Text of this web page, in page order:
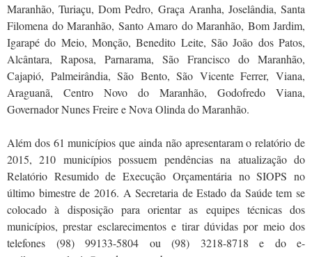
Maranhão, Turiaçu, Dom Pedro, Graça Aranha, Joselândia, Santa
Filomena do Maranhão, Santo Amaro do Maranhão, Bom Jardim,
Igarapé do Meio, Monção, Benedito Leite, São João dos Patos,
Alcântara, Raposa, Parnarama, São Francisco do Maranhão,
Cajapió, Palmeirândia, São Bento, São Vicente Ferrer, Viana,
Araguanã, Centro Novo do Maranhão, Godofredo Viana,
Governador Nunes Freire e Nova Olinda do Maranhão.
Além dos 61 municípios que ainda não apresentaram o relatório de
2015, 210 municípios possuem pendências na atualização do
Relatório Resumido de Execução Orçamentária no SIOPS no
último bimestre de 2016. A Secretaria de Estado da Saúde tem se
colocado à disposição para orientar as equipes técnicas dos
municípios, prestar esclarecimentos e tirar dúvidas por meio dos
telefones (98) 99133-5804 ou (98) 3218-8718 e do e-